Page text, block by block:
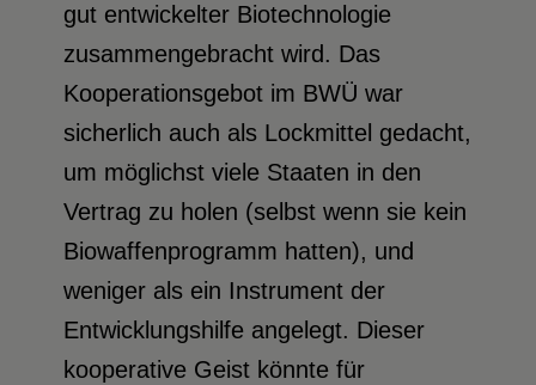
gut entwickelter Biotechnologie
zusammengebracht wird. Das
Kooperationsgebot im BWÜ war
sicherlich auch als Lockmittel gedacht,
um möglichst viele Staaten in den
Vertrag zu holen (selbst wenn sie kein
Biowaffenprogramm hatten), und
weniger als ein Instrument der
Entwicklungshilfe angelegt. Dieser
kooperative Geist könnte für